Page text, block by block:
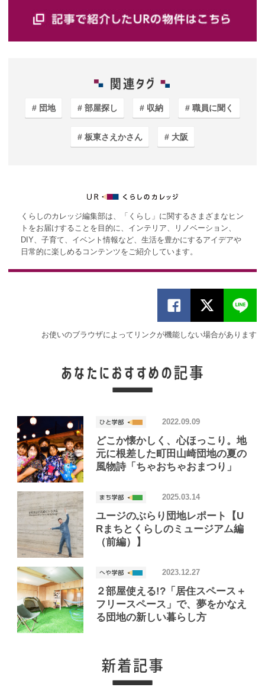
団地 部屋探し 収納 職員に聞く
板東さえかさん 大阪
くらしのカレッジ編集部は、「くらし」に関するさまざまなヒン
トをお届けすることを目的に、インテリア、リノベーション、
DIY、子育て、イベント情報など、生活を豊かにするアイデアや
日常的に楽しめるコンテンツをご紹介しています。
お使いのブラウザによってリンクが機能しない場合があります
どこか懐かしく、心ほっこり。地
元に根差した町田山崎団地の夏の
風物詩「ちゃおちゃおまつり」
2022.09.09
ユージのぶらり団地レポート【U
Rまちとくらしのミュージアム編
（前編）】
2025.03.14
２部屋使える!?「居住スペース＋
フリースペース」で、夢をかなえ
る団地の新しい暮らし方
2023.12.27